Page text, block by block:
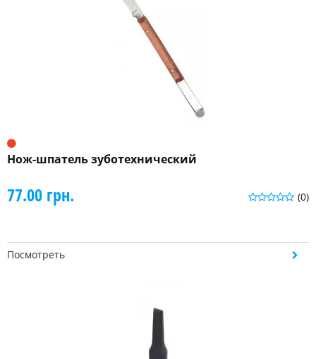
Нож-шпатель зуботехнический
(0)
77.00 грн.
Посмотреть